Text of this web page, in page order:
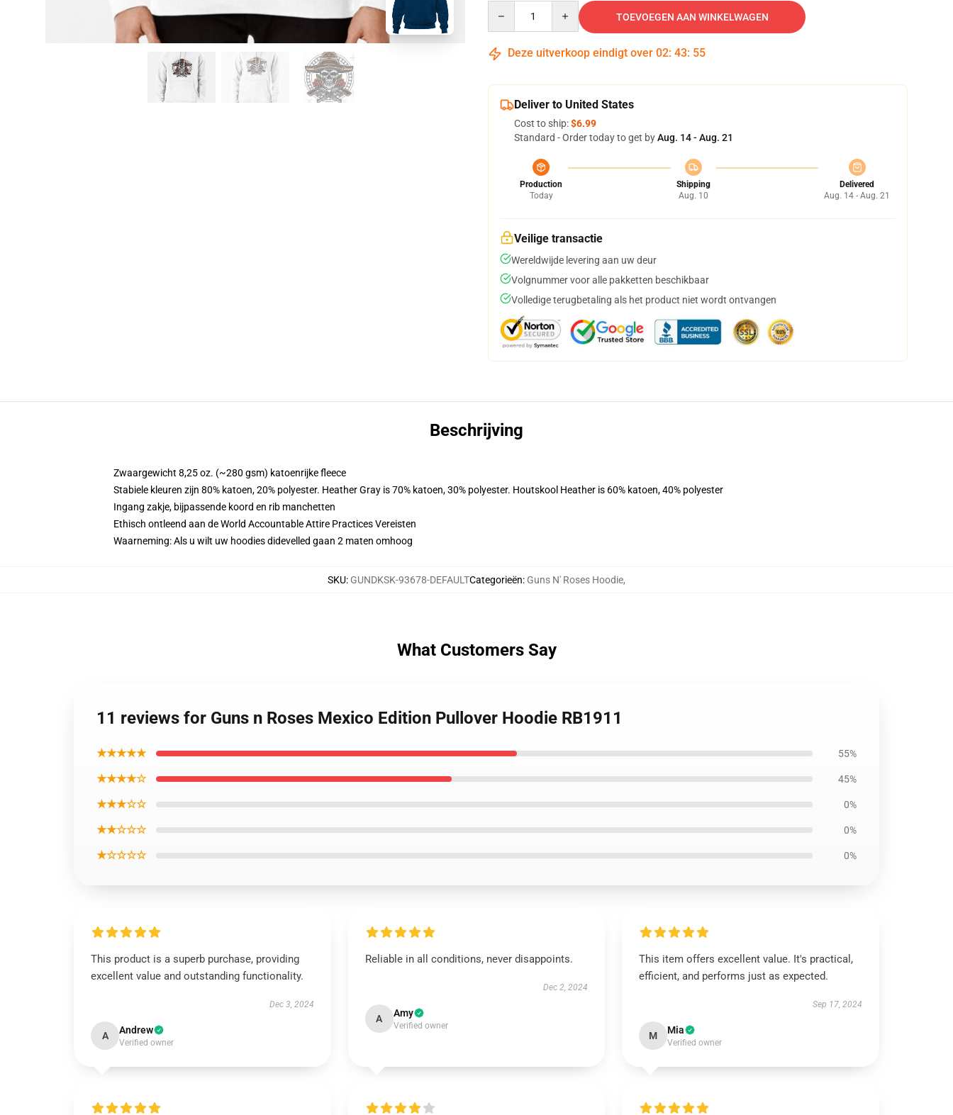
TOEVOEGEN AAN WINKELWAGEN
Deze uitverkoop eindigt over 02: 43: 54
Deliver to United States
Cost to ship:$6.99
Standard - Order today to get byAug. 14 - Aug. 21
Production
Today
Shipping
Aug. 10
Delivered
Aug. 14 - Aug. 21
Veilige transactie
Wereldwijde levering aan uw deur
Volgnummer voor alle pakketten beschikbaar
Volledige terugbetaling als het product niet wordt ontvangen
Beschrijving
Zwaargewicht 8,25 oz. (~280 gsm) katoenrijke fleece
Stabiele kleuren zijn 80% katoen, 20% polyester. Heather Gray is 70% katoen, 30% polyester. Houtskool Heather is 60% katoen, 40% polyester
Ingang zakje, bijpassende koord en rib manchetten
Ethisch ontleend aan de World Accountable Attire Practices Vereisten
Waarneming: Als u wilt uw hoodies didevelled gaan 2 maten omhoog
SKU: GUNDKSK-93678-DEFAULTCategorieën: Guns N' Roses Hoodie,
What Customers Say
11 reviews for Guns n Roses Mexico Edition Pullover Hoodie RB1911
★★★★★ 55%
★★★★☆ 45%
★★★☆☆ 0%
★★☆☆☆ 0%
★☆☆☆☆ 0%
This product is a superb purchase, providing
excellent value and outstanding functionality.
Dec 3, 2024
A Andrew
Verified owner
Reliable in all conditions, never disappoints.
Dec 2, 2024
A Amy
Verified owner
This item offers excellent value. It's practical,
efficient, and performs just as expected.
Sep 17, 2024
M Mia
Verified owner